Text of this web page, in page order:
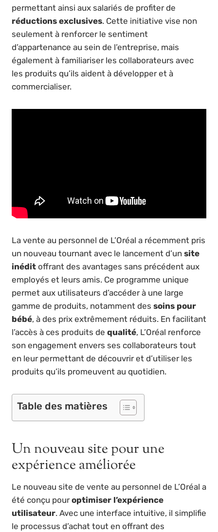
permettant ainsi aux salariés de profiter de
réductions exclusives. Cette initiative vise non
seulement à renforcer le sentiment
d’appartenance au sein de l’entreprise, mais
également à familiariser les collaborateurs avec
les produits qu’ils aident à développer et à
commercialiser.
La vente au personnel de L’Oréal a récemment pris
un nouveau tournant avec le lancement d’un site
inédit offrant des avantages sans précédent aux
employés et leurs amis. Ce programme unique
permet aux utilisateurs d’accéder à une large
gamme de produits, notamment des soins pour
bébé, à des prix extrêmement réduits. En facilitant
l’accès à ces produits de qualité, L’Oréal renforce
son engagement envers ses collaborateurs tout
en leur permettant de découvrir et d’utiliser les
produits qu’ils promeuvent au quotidien.
Table des matières
Un nouveau site pour une
expérience améliorée
Le nouveau site de vente au personnel de L’Oréal a
été conçu pouroptimiser l’expérience
utilisateur. Avec une interface intuitive, il simplifie
le processus d’achat tout en offrant des